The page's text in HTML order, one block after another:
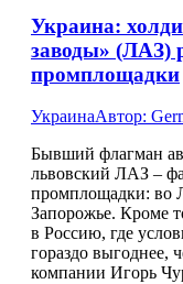
Украина:
заводы» (ЛАЗ)
промплощадки
УкраинаАвтор:
Бывший флагман
львовский ЛАЗ –
промплощадки: во
Запорожье. Кроме
в Россию, где
гораздо выгоднее,
компании Игорь